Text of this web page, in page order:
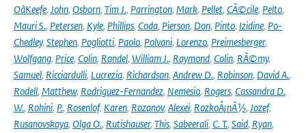
OâKeefe, John, Osborn, Tim J., Parrington, Mark, Pellet, CÃ©cile, Pelto,
Mauri S., Petersen, Kyle, Phillips, Coda, Pierson, Don, Pinto, Izidine, Po-
Chedley, Stephen, Pogliotti, Paolo, Polvani, Lorenzo, Preimesberger,
Wolfgang, Price, Colin, Randel, William J., Raymond, Colin, RÃ©my,
Samuel, Ricciardulli, Lucrezia, Richardson, Andrew D., Robinson, David A.,
Rodell, Matthew, Rodriguez-Fernandez, Nemesio, Rogers, Cassandra D.
W., Rohini, P., Rosenlof, Karen, Rozanov, Alexei, RozkoÅ¡nÃ½, Jozef,
Rusanovskaya, Olga O., Rutishauser, This, Sabeerali, C. T., Said, Ryan,